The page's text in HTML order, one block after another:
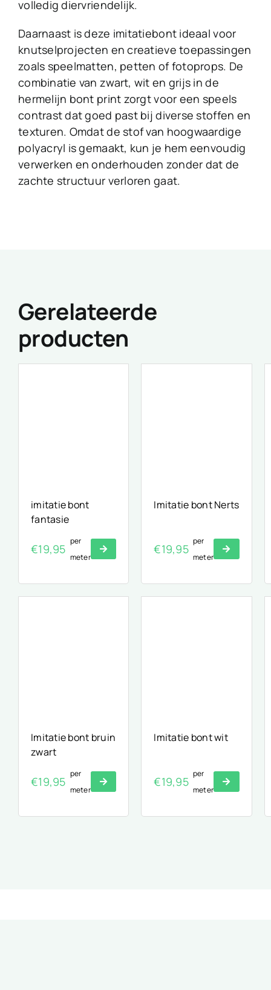
volledig diervriendelijk.
Daarnaast is deze imitatiebont ideaal voor
knutselprojecten en creatieve toepassingen
zoals speelmatten, petten of fotoprops. De
combinatie van zwart, wit en grijs in de
hermelijn bont print zorgt voor een speels
contrast dat goed past bij diverse stoffen en
texturen. Omdat de stof van hoogwaardige
polyacryl is gemaakt, kun je hem eenvoudig
verwerken en onderhouden zonder dat de
zachte structuur verloren gaat.
Gerelateerde
producten
imitatie bont
fantasie
€19,95
per
meter
Imitatie bont Nerts
€19,95
per
meter
Imitatie bont bruin
zwart
€19,95
per
meter
Imitatie bont wit
€19,95
per
meter